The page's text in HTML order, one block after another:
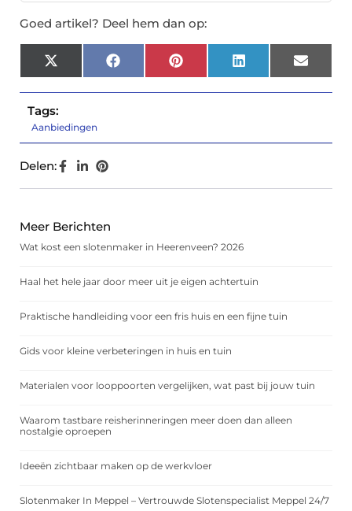
Goed artikel? Deel hem dan op:
X
(Twitter)
FacebookPinterest LinkedIn Email
Tags:
Aanbiedingen
Delen:
Meer Berichten
Wat kost een slotenmaker in Heerenveen? 2026
Haal het hele jaar door meer uit je eigen achtertuin
Praktische handleiding voor een fris huis en een fijne tuin
Gids voor kleine verbeteringen in huis en tuin
Materialen voor looppoorten vergelijken, wat past bij jouw tuin
Waarom tastbare reisherinneringen meer doen dan alleen
nostalgie oproepen
Ideeën zichtbaar maken op de werkvloer
Slotenmaker In Meppel – Vertrouwde Slotenspecialist Meppel 24/7